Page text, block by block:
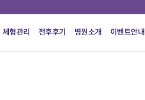
체형관리 전후후기 병원소개 이벤트안내